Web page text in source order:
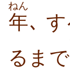
年
ねん
､
るまで